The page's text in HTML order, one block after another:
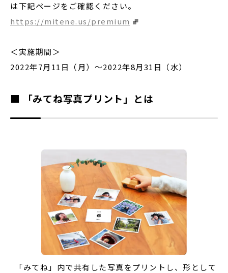
は下記ページをご確認ください。
https://mitene.us/premium
＜実施期間＞
2022年7月11日（月）～2022年8月31日（水）
■ 「みてね写真プリント」とは
「みてね」内で共有した写真をプリントし、形として